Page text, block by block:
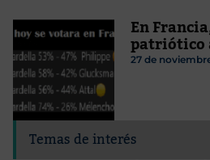
En
patriótico
27 de
Temas de interés